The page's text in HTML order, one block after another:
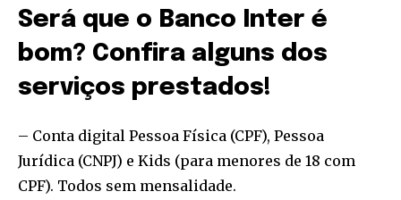
your privacy and won't spam your inbox. Your information is
safe with us.
SUBSCRIBE
I've read and accept thePrivacy Policy
Será que o Banco Inter é
bom? Confira alguns dos
serviços prestados!
– Conta digital Pessoa Física (CPF), Pessoa
Jurídica (CNPJ) e Kids (para menores de 18 com
CPF). Todos sem mensalidade.